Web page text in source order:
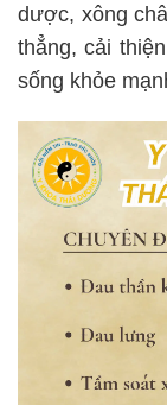
dược, xông
thẳng, cải
sống khỏe